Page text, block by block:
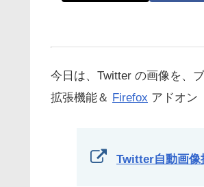
今日は、Twitter の画像を、
拡張機能＆ Firefox アドオン
Twitter自動画像